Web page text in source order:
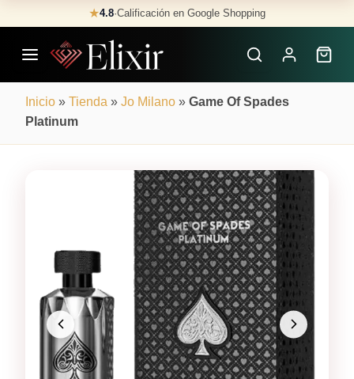
to
content
★4.8·Calificación en Google Shopping
Inicio » Tienda » Jo Milano » Game Of Spades
Platinum